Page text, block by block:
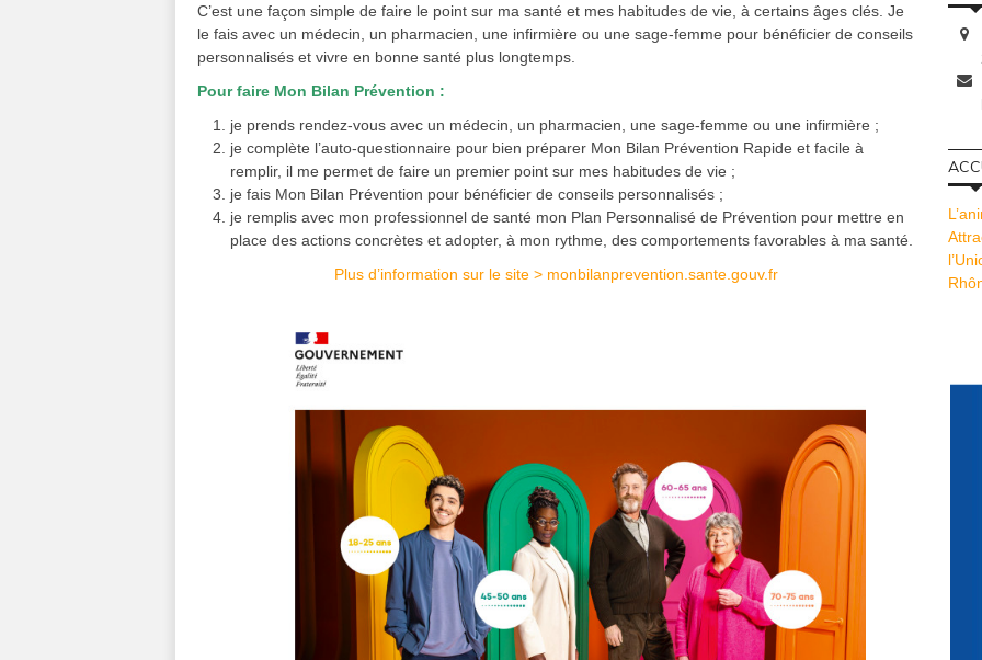
C’est une façon simple de faire le point sur ma santé et mes habitudes de vie, à certains âges clés. Je
le fais avec un médecin, un pharmacien, une infirmière ou une sage-femme pour bénéficier de conseils
personnalisés et vivre en bonne santé plus longtemps.
Pour faire Mon Bilan Prévention :
je prends rendez-vous avec un médecin, un pharmacien, une sage-femme ou une infirmière ;
je complète l’auto-questionnaire pour bien préparer Mon Bilan Prévention Rapide et facile à
remplir, il me permet de faire un premier point sur mes habitudes de vie ;
je fais Mon Bilan Prévention pour bénéficier de conseils personnalisés ;
je remplis avec mon professionnel de santé mon Plan Personnalisé de Prévention pour mettre en
place des actions concrètes et adopter, à mon rythme, des comportements favorables à ma santé.
Plus d’information sur le site > monbilanprevention.sante.gouv.fr